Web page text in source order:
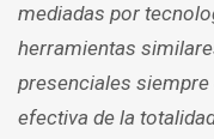
mediadas por
herramientas
presenciales
efectiva de la